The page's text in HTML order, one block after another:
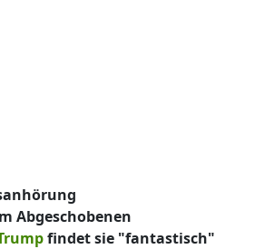
Abgeschobenen
findet sie "fantastisch"